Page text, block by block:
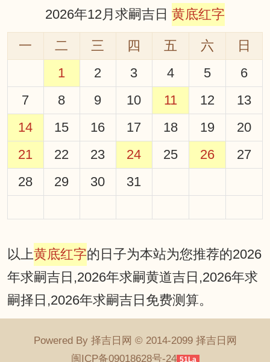
2026年12月求嗣吉日 黄底红字
一 二 三 四 五 六
日
1
2 3 4 5
6
7
8 9 10 11 12
13
14
15 16 17 18 19
20
21
22 23 24 25 26
27
28
29 30 31
以上黄底红字的日子为本站为您推荐的2026
年求嗣吉日,2026年求嗣黄道吉日,2026年求
嗣择日,2026年求嗣吉日免费测算。
Powered By 择吉日网 © 2014-2099 择吉日网
闽ICP备09018628号-24 51La